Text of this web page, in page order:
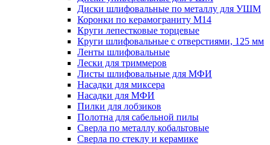
Диски шлифовальные по металлу для УШМ
Коронки по керамограниту M14
Круги лепестковые торцевые
Круги шлифовальные с отверстиями, 125 мм
Ленты шлифовальные
Лески для триммеров
Листы шлифовальные для МФИ
Насадки для миксера
Насадки для МФИ
Пилки для лобзиков
Полотна для сабельной пилы
Сверла по металлу кобальтовые
Сверла по стеклу и керамике